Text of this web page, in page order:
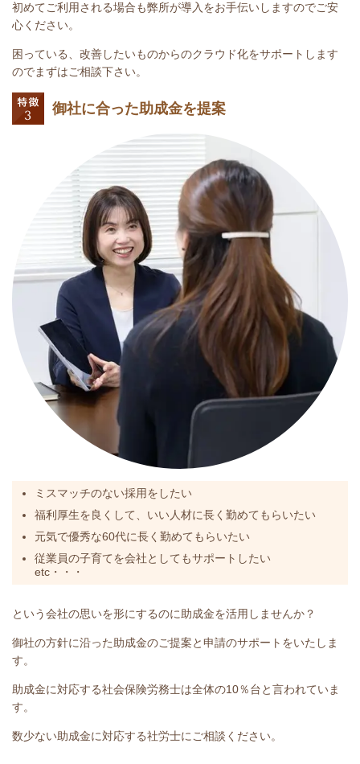
初めてご利用される場合も弊所が導入をお手伝いしますのでご安
心ください。
困っている、改善したいものからのクラウド化をサポートします
のでまずはご相談下さい。
御社に合った助成金を提案
ミスマッチのない採用をしたい
福利厚生を良くして、いい人材に長く勤めてもらいたい
元気で優秀な60代に長く勤めてもらいたい
従業員の子育てを会社としてもサポートしたい
etc・・・
という会社の思いを形にするのに助成金を活用しませんか？
御社の方針に沿った助成金のご提案と申請のサポートをいたしま
す。
助成金に対応する社会保険労務士は全体の10％台と言われていま
す。
数少ない助成金に対応する社労士にご相談ください。